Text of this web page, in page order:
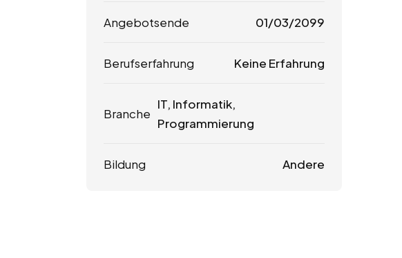
Angebotsende 01/03/2099
Berufserfahrung Keine Erfahrung
Branche
IT, Informatik,
Programmierung
Bildung Andere